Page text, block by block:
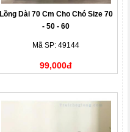
Lồng Dài 70 Cm Cho Chó Size 70
- 50 - 60
Mã SP: 49144
99,000đ